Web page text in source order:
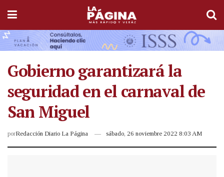
Gobierno garantizará la
seguridad en el carnaval de
San Miguel
porRedacción Diario La Página sábado, 26 noviembre 2022 8:03 AM